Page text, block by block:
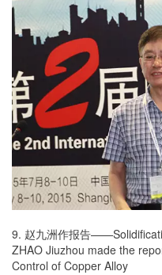
9. 赵九洲作报告
ZHAO Jiuzhou made the
Control of Copper Alloy